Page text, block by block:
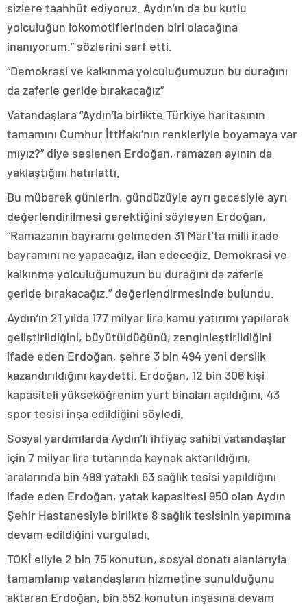
sizlere taahhüt ediyoruz. Aydın’ın da bu kutlu
yolculuğun lokomotiflerinden biri olacağına
inanıyorum.” sözlerini sarf etti.
“Demokrasi ve kalkınma yolculuğumuzun bu durağını
da zaferle geride bırakacağız”
Vatandaşlara “Aydın’la birlikte Türkiye haritasının
tamamını Cumhur İttifakı’nın renkleriyle boyamaya var
mıyız?” diye seslenen Erdoğan, ramazan ayının da
yaklaştığını hatırlattı.
Bu mübarek günlerin, gündüzüyle ayrı gecesiyle ayrı
değerlendirilmesi gerektiğini söyleyen Erdoğan,
“Ramazanın bayramı gelmeden 31 Mart’ta milli irade
bayramını ne yapacağız, ilan edeceğiz. Demokrasi ve
kalkınma yolculuğumuzun bu durağını da zaferle
geride bırakacağız.” değerlendirmesinde bulundu.
Aydın’ın 21 yılda 177 milyar lira kamu yatırımı yapılarak
geliştirildiğini, büyütüldüğünü, zenginleştirildiğini
ifade eden Erdoğan, şehre 3 bin 494 yeni derslik
kazandırıldığını kaydetti. Erdoğan, 12 bin 306 kişi
kapasiteli yükseköğrenim yurt binaları açıldığını, 43
spor tesisi inşa edildiğini söyledi.
Sosyal yardımlarda Aydın’lı ihtiyaç sahibi vatandaşlar
için 7 milyar lira tutarında kaynak aktarıldığını,
aralarında bin 499 yataklı 63 sağlık tesisi yapıldığını
ifade eden Erdoğan, yatak kapasitesi 950 olan Aydın
Şehir Hastanesiyle birlikte 8 sağlık tesisinin yapımına
devam edildiğini vurguladı.
TOKİ eliyle 2 bin 75 konutun, sosyal donatı alanlarıyla
tamamlanıp vatandaşların hizmetine sunulduğunu
aktaran Erdoğan, bin 552 konutun inşasına devam